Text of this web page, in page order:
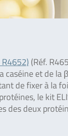
(Réf.
et de la
de fixer à la
le kit
des deux